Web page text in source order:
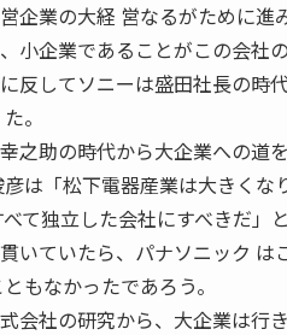
企業の大経 営なるがために
小企業であることがこの会社
反してソニーは盛田社長の時
。
之助の時代から大企業への道
は「松下電器産業は大きくな
て独立した会社にすべきだ」
いていたら、パナソニック
もなかったであろう。
会社の研究から、大企業は行